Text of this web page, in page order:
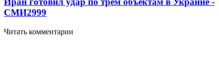
СМИ2999
Читать комментарии